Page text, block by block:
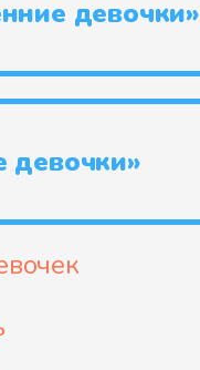
девочки»
девочки»